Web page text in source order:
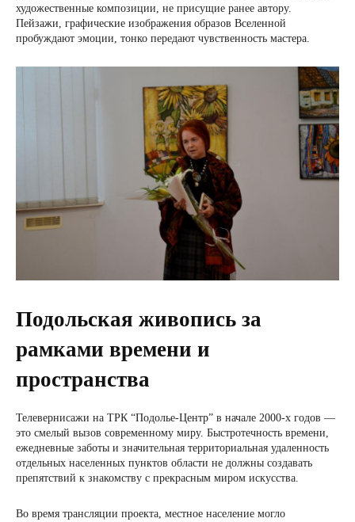
художественные композиции, не присущие ранее автору.
Пейзажи, графические изображения образов Вселенной
пробуждают эмоции, тонко передают чувственность мастера.
Подольская живопись за
рамками времени и
пространства
Телевернисажи на ТРК “Подолье-Центр” в начале 2000-х годов —
это смелый вызов современному миру. Быстротечность времени,
ежедневные заботы и значительная территориальная удаленность
отдельных населенных пунктов области не должны создавать
препятствий к знакомству с прекрасным миром искусства.
Во время трансляции проекта, местное население могло